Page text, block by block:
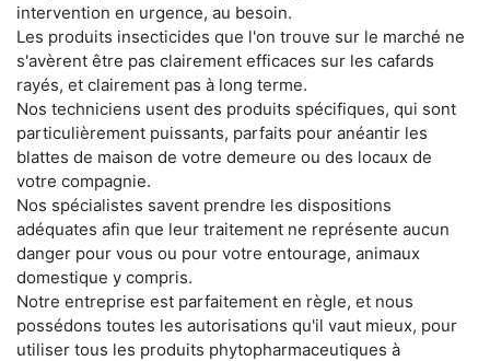
intervention en urgence, au besoin.
Les produits insecticides que l'on trouve sur le marché ne
s'avèrent être pas clairement efficaces sur les cafards
rayés, et clairement pas à long terme.
Nos techniciens usent des produits spécifiques, qui sont
particulièrement puissants, parfaits pour anéantir les
blattes de maison de votre demeure ou des locaux de
votre compagnie.
Nos spécialistes savent prendre les dispositions
adéquates afin que leur traitement ne représente aucun
danger pour vous ou pour votre entourage, animaux
domestique y compris.
Notre entreprise est parfaitement en règle, et nous
possédons toutes les autorisations qu'il vaut mieux, pour
utiliser tous les produits phytopharmaceutiques à